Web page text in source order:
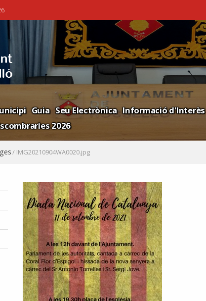
Guia Seu Electrònica Informació d'Interès
2026
/ IMG20210904WA0020.jpg